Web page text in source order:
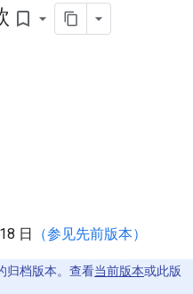
bookmark_border
日 （参见先前版本）
归档版本。查看当前版本或此版